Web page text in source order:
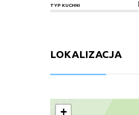
TYP KUCHNI
LOKALIZACJA
+